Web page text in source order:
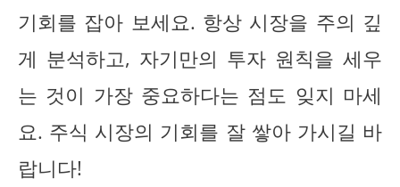
기회를 잡아 보세요. 항상 시장을 주의 깊
게 분석하고, 자기만의 투자 원칙을 세우
는 것이 가장 중요하다는 점도 잊지 마세
요. 주식 시장의 기회를 잘 쌓아 가시길 바
랍니다!